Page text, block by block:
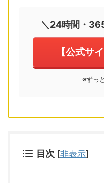
＼24時間・
【公式サ
※ずっ
目次 [非表示]